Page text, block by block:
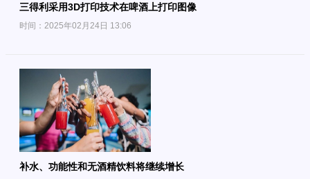
三得利采用3D打印技术在啤酒上打印图像
时间：2025年02月24日 13:06
补水、功能性和无酒精饮料将继续增长